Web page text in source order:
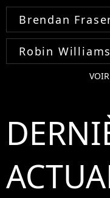
Brendan
Robin Williams